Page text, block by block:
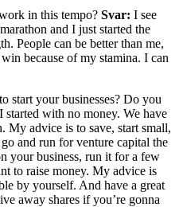
in this tempo? Svar: I see
and I just started the
People can be better than me,
because of my stamina. I can
start your businesses? Do you
started with no money. We have
My advice is to save, start small,
and run for venture capital the
your business, run it for a few
to raise money. My advice is
by yourself. And have a great
away shares if you’re gonna